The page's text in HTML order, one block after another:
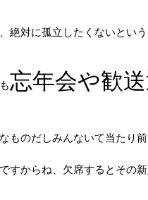
絶対に孤立したくないとい
忘年会や歓
ものだしみんないて当たり
すからね、欠席するとその